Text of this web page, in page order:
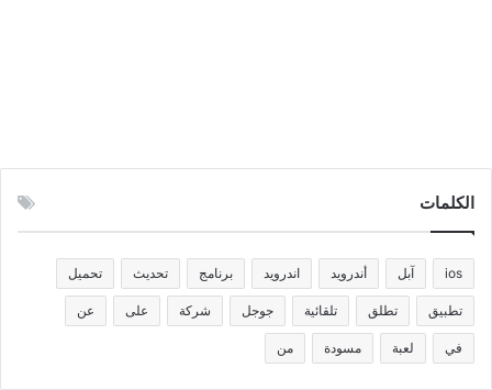
الكلمات
ios آبل أندرويد اندرويد برنامج تحديث تحميل
تطبيق تطلق تلقائية جوجل شركة على عن
في لعبة مسودة من